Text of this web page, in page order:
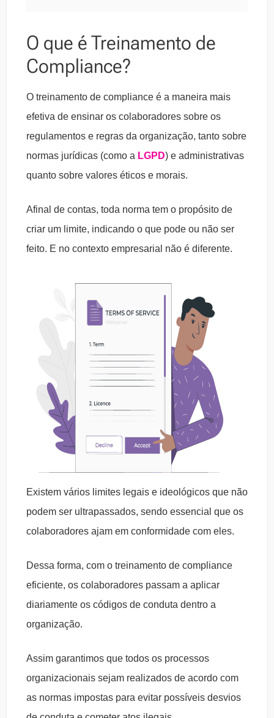
O que é Treinamento de
Compliance?
O treinamento de compliance é a maneira mais
efetiva de ensinar os colaboradores sobre os
regulamentos e regras da organização, tanto sobre
normas jurídicas (como a LGPD) e administrativas
quanto sobre valores éticos e morais.
Afinal de contas, toda norma tem o propósito de
criar um limite, indicando o que pode ou não ser
feito. E no contexto empresarial não é diferente.
Existem vários limites legais e ideológicos que não
podem ser ultrapassados, sendo essencial que os
colaboradores ajam em conformidade com eles.
Dessa forma, com o treinamento de compliance
eficiente, os colaboradores passam a aplicar
diariamente os códigos de conduta dentro a
organização.
Assim garantimos que todos os processos
organizacionais sejam realizados de acordo com
as normas impostas para evitar possíveis desvios